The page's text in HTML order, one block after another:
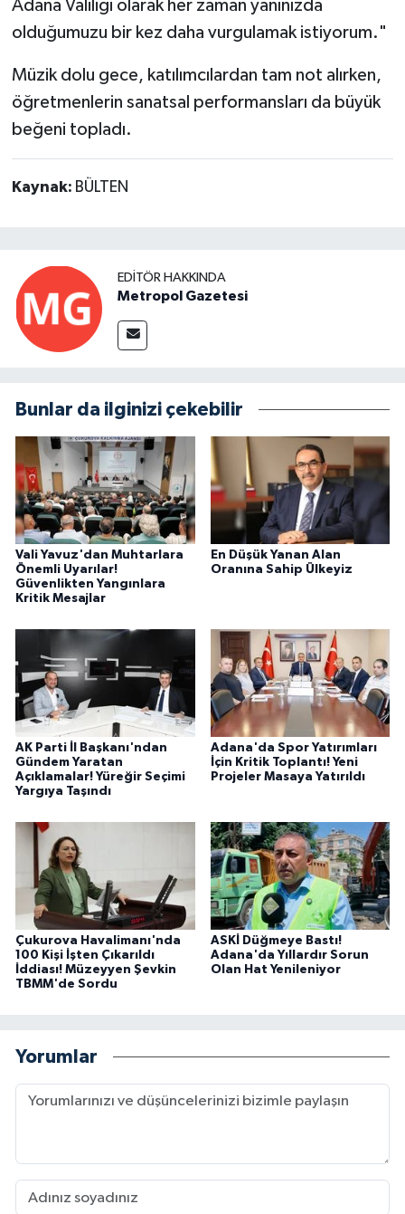
Adana Valiliği olarak her zaman yanınızda
olduğumuzu bir kez daha vurgulamak istiyorum."
Müzik dolu gece, katılımcılardan tam not alırken,
öğretmenlerin sanatsal performansları da büyük
beğeni topladı.
Kaynak: BÜLTEN
EDITÖR HAKKINDA
Metropol Gazetesi
Bunlar da ilginizi çekebilir
Vali Yavuz'dan Muhtarlara
Önemli Uyarılar!
Güvenlikten Yangınlara
Kritik Mesajlar
En Düşük Yanan Alan
Oranına Sahip Ülkeyiz
AK Parti İl Başkanı'ndan
Gündem Yaratan
Açıklamalar! Yüreğir Seçimi
Yargıya Taşındı
Adana'da Spor Yatırımları
İçin Kritik Toplantı! Yeni
Projeler Masaya Yatırıldı
Çukurova Havalimanı'nda
100 Kişi İşten Çıkarıldı
İddiası! Müzeyyen Şevkin
TBMM'de Sordu
ASKİ Düğmeye Bastı!
Adana'da Yıllardır Sorun
Olan Hat Yenileniyor
Yorumlar